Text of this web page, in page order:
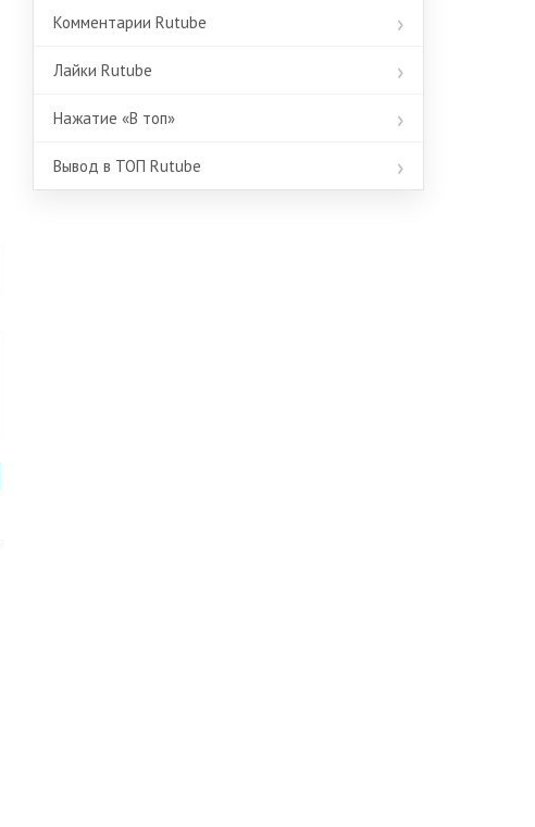
Комментарии Rutube
Лайки Rutube
Нажатие «В топ»
Вывод в ТОП Rutube